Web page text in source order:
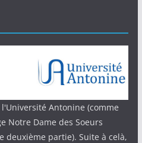
Antonine (comme
Notre Dame des Soeurs
deuxième partie). Suite à celà,